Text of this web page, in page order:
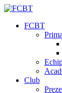
FCBT
Club